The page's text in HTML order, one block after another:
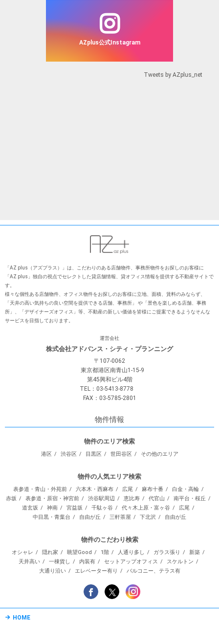
AZplus公式Instagram
Tweets by AZplus_net
「AZ plus（アズプラス）」は、こだわりのある店舗物件、事務所物件をお探しのお客様に
「AZ plus」独⾃の視点でセレクトした貸店舗情報、貸オフィス情報を提供する不動産サイトで
す。
様々な個性ある店舗物件、オフィス物件をお探しのお客様に⽴地、⾯積、賃料のみならず、
「天井の⾼い気持ちの良い空間を提供できる店舗、事務所」 や「景⾊を楽しめる店舗、事務
所」、「デザイナーズオフィス」等、不動産の新しい価値を皆様にご提案できるようなそんな
サービスを⽬指しております。
運営会社
株式会社アドバンス・シティ・プランニング
〒107-0062
東京都港区南青山1-15-9
第45興和ビル4階
TEL：03-5413-8778
FAX：03-5785-2801
物件情報
物件のエリア検索
港区 渋谷区 目黒区 世田谷区 その他のエリア
物件の人気エリア検索
表参道・青山・外苑前 六本木・西麻布 広尾 麻布十番
白金・高輪
赤坂
表参道・原宿・神宮前 渋谷駅周辺 恵比寿 代官山
南平台・桜丘
道玄坂
神南 宮益坂 千駄ヶ谷 代々木上原・富ヶ谷
広尾
中目黒・青葉台
自由が丘 三軒茶屋 下北沢 自由が丘
物件のこだわり検索
オシャレ 隠れ家 眺望Good 1階 人通り多し ガラス張り
新築
天井高い
一棟貨し 内装有 セットアップオフィス
スケルトン
大通り沿い
エレベーター有り バルコニー、テラス有
HOME